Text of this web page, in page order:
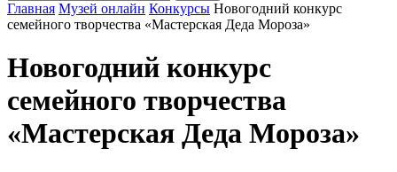
Главная Музей онлайн Конкурсы Новогодний конкурс
семейного творчества «Мастерская Деда Мороза»
Новогодний конкурс
семейного творчества
«Мастерская Деда Мороза»